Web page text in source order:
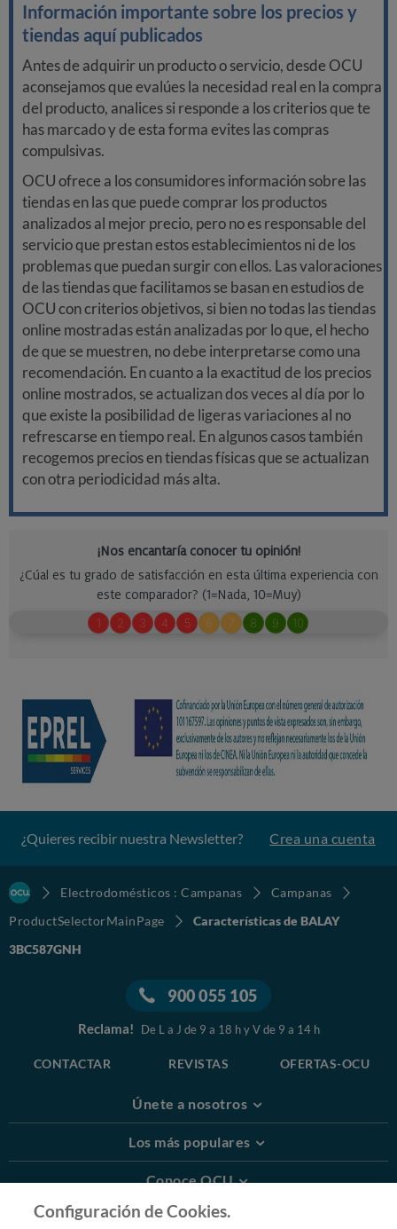
Información importante sobre los precios y
tiendas aquí publicados
Antes de adquirir un producto o servicio, desde OCU
aconsejamos que evalúes la necesidad real en la compra
del producto, analices si responde a los criterios que te
has marcado y de esta forma evites las compras
compulsivas.
OCU ofrece a los consumidores información sobre las
tiendas en las que puede comprar los productos
analizados al mejor precio, pero no es responsable del
servicio que prestan estos establecimientos ni de los
problemas que puedan surgir con ellos. Las valoraciones
de las tiendas que facilitamos se basan en estudios de
OCU con criterios objetivos, si bien no todas las tiendas
online mostradas están analizadas por lo que, el hecho
de que se muestren, no debe interpretarse como una
recomendación. En cuanto a la exactitud de los precios
online mostrados, se actualizan dos veces al día por lo
que existe la posibilidad de ligeras variaciones al no
refrescarse en tiempo real. En algunos casos también
recogemos precios en tiendas físicas que se actualizan
con otra periodicidad más alta.
¿Quieres recibir nuestra Newsletter? Crea una cuenta
Electrodomésticos : Campanas
Campanas
ProductSelectorMainPage
Características de BALAY
3BC587GNH
900 055 105
Reclama! De L a J de 9 a 18 h y V de 9 a 14 h
CONTACTAR REVISTAS OFERTAS-OCU
Únete a nosotros
Los más populares
Conoce OCU
Más Información
Configuración de Cookies.